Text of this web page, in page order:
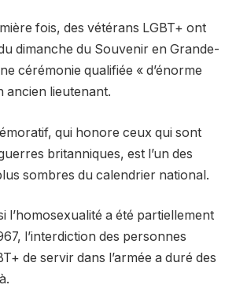
fois, des vétérans LGBT+ ont
dimanche du Souvenir en Grande-
cérémonie qualifiée « d’énorme
ancien lieutenant.
qui honore ceux qui sont
britanniques, est l’un des
sombres du calendrier national.
l’homosexualité a été partiellement
l’interdiction des personnes
de servir dans l’armée a duré des